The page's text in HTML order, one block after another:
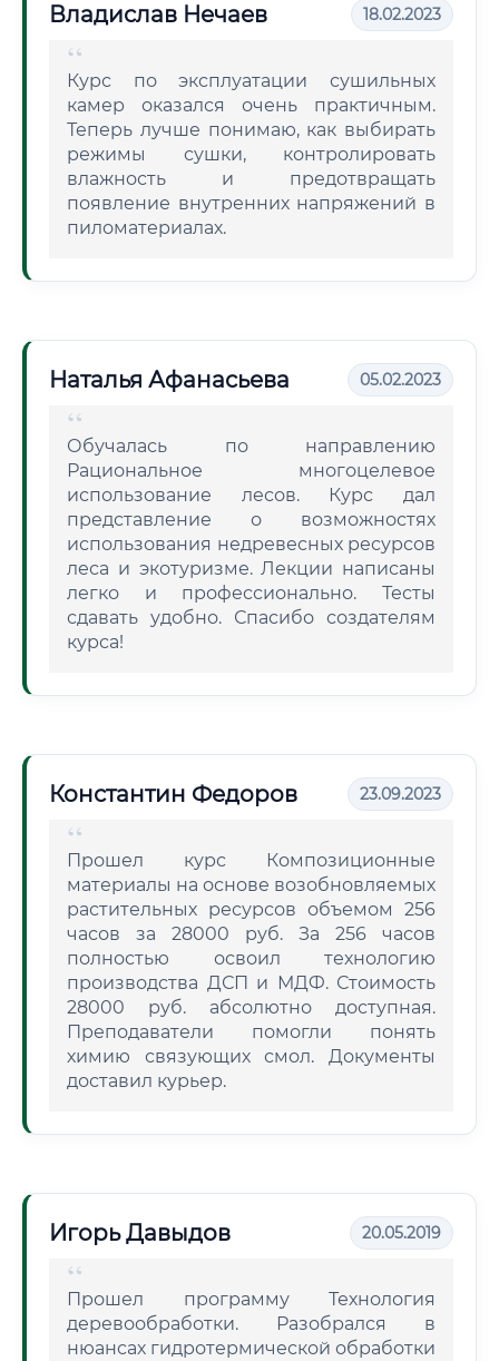
Владислав Нечаев 18.02.2023
Курс по эксплуатации сушильных
камер оказался очень практичным.
Теперь лучше понимаю, как выбирать
режимы сушки, контролировать
влажность и предотвращать
появление внутренних напряжений в
пиломатериалах.
Наталья Афанасьева 05.02.2023
Обучалась по направлению
Рациональное многоцелевое
использование лесов. Курс дал
представление о возможностях
использования недревесных ресурсов
леса и экотуризме. Лекции написаны
легко и профессионально. Тесты
сдавать удобно. Спасибо создателям
курса!
Константин Федоров 23.09.2023
Прошел курс Композиционные
материалы на основе возобновляемых
растительных ресурсов объемом 256
часов за 28000 руб. За 256 часов
полностью освоил технологию
производства ДСП и МДФ. Стоимость
28000 руб. абсолютно доступная.
Преподаватели помогли понять
химию связующих смол. Документы
доставил курьер.
Игорь Давыдов 20.05.2019
Прошел программу Технология
деревообработки. Разобрался в
нюансах гидротермической обработки